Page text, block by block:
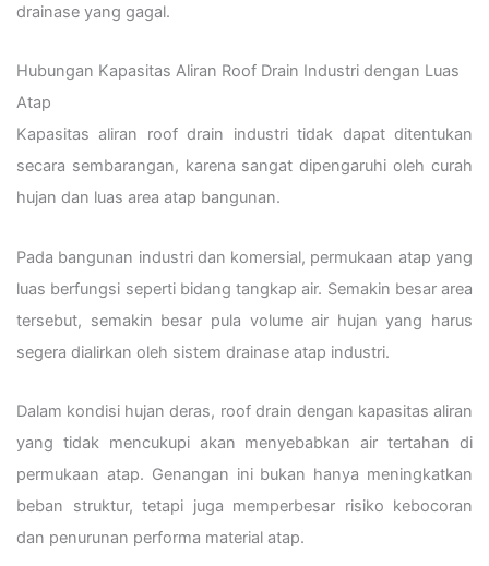
drainase yang gagal.
Hubungan Kapasitas Aliran Roof Drain Industri dengan Luas
Atap
Kapasitas aliran roof drain industri tidak dapat ditentukan
secara sembarangan, karena sangat dipengaruhi oleh curah
hujan dan luas area atap bangunan.
Pada bangunan industri dan komersial, permukaan atap yang
luas berfungsi seperti bidang tangkap air. Semakin besar area
tersebut, semakin besar pula volume air hujan yang harus
segera dialirkan oleh sistem drainase atap industri.
Dalam kondisi hujan deras, roof drain dengan kapasitas aliran
yang tidak mencukupi akan menyebabkan air tertahan di
permukaan atap. Genangan ini bukan hanya meningkatkan
beban struktur, tetapi juga memperbesar risiko kebocoran
dan penurunan performa material atap.